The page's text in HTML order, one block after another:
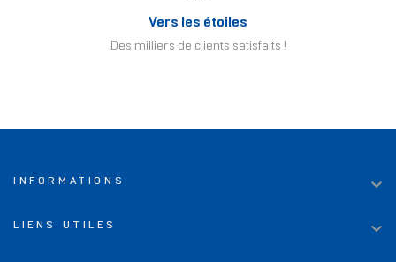
Vers les étoiles
Des milliers de clients satisfaits !
INFORMATIONS 
LIENS UTILES 